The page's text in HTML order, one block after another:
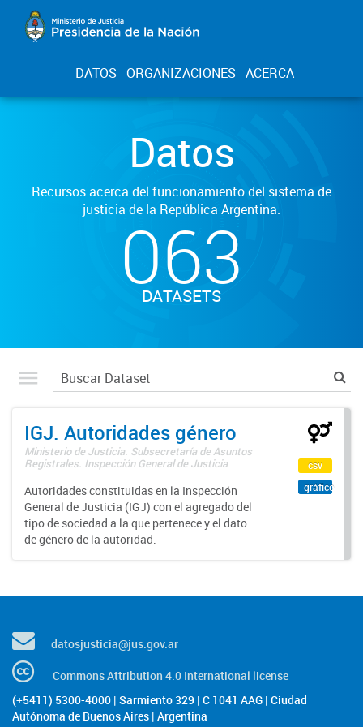
DATOS ORGANIZACIONES ACERCA
Datos
Recursos acerca del funcionamiento del sistema de
justicia de la República Argentina.
063
DATASETS
IGJ. Autoridades género
Ministerio de Justicia. Subsecretaría de Asuntos
Registrales. Inspección General de Justicia
Autoridades constituidas en la Inspección
General de Justicia (IGJ) con el agregado del
tipo de sociedad a la que pertenece y el dato
de género de la autoridad.
csv
gráfico
datosjusticia@jus.gov.ar
Commons Attribution 4.0 International license
(+5411) 5300-4000 | Sarmiento 329 | C 1041 AAG | Ciudad
Autónoma de Buenos Aires | Argentina